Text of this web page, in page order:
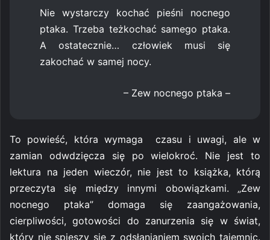
Nie wystarczy kochać pieśni nocnego
ptaka. Trzeba teżkochać samego ptaka.
A ostatecznie… człowiek musi się
zakochać w samej nocy.
– Zew nocnego ptaka –
To powieść, która wymaga czasu i uwagi, ale w
zamian odwdzięcza się po wielokroć. Nie jest to
lektura na jeden wieczór, nie jest to książka, którą
przeczyta się między innymi obowiązkami. „Zew
nocnego ptaka” domaga się zaangażowania,
cierpliwości, gotowości do zanurzenia się w świat,
który nie spieszy się z odsłanianiem swoich tajemnic.